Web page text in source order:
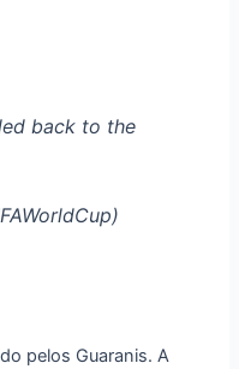
back to the
pelos Guaranis. A